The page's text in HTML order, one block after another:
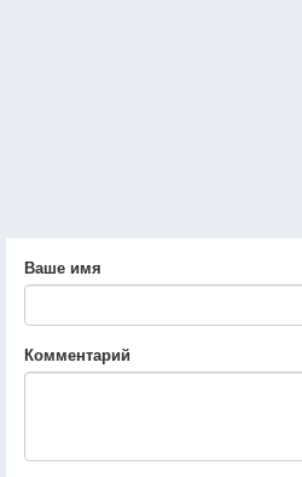
Ваше имя
Комментарий